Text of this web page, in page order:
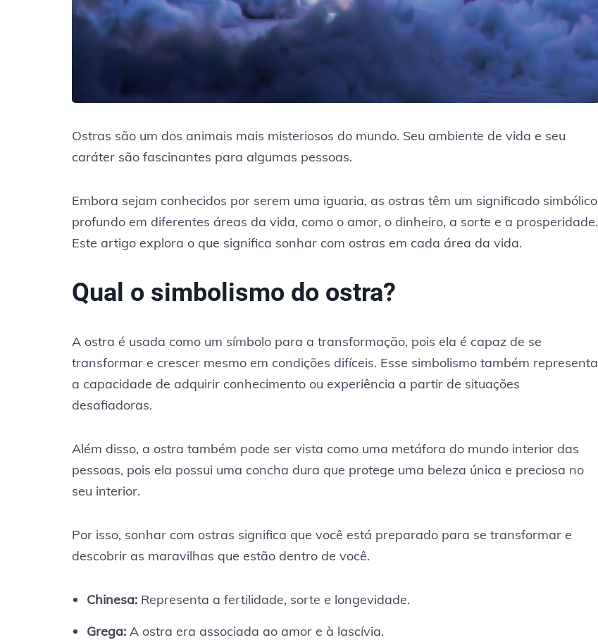
Ostras são um dos animais mais misteriosos do mundo. Seu ambiente de vida e seu
caráter são fascinantes para algumas pessoas.
Embora sejam conhecidos por serem uma iguaria, as ostras têm um significado simbólico
profundo em diferentes áreas da vida, como o amor, o dinheiro, a sorte e a prosperidade.
Este artigo explora o que significa sonhar com ostras em cada área da vida.
Qual o simbolismo do ostra?
A ostra é usada como um símbolo para a transformação, pois ela é capaz de se
transformar e crescer mesmo em condições difíceis. Esse simbolismo também representa
a capacidade de adquirir conhecimento ou experiência a partir de situações
desafiadoras.
Além disso, a ostra também pode ser vista como uma metáfora do mundo interior das
pessoas, pois ela possui uma concha dura que protege uma beleza única e preciosa no
seu interior.
Por isso, sonhar com ostras significa que você está preparado para se transformar e
descobrir as maravilhas que estão dentro de você.
Chinesa:Representa a fertilidade, sorte e longevidade.
Grega:A ostra era associada ao amor e à lascívia.